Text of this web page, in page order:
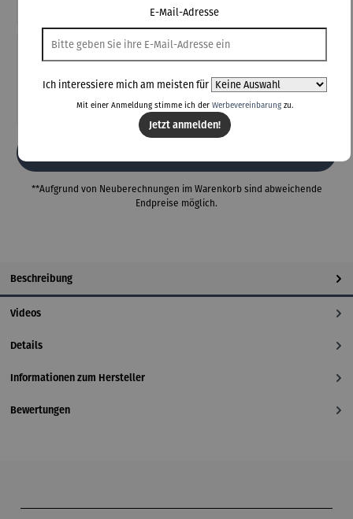
Teilen
**Aufgrund von Neuberechnungen im Warenkorb sind abweichende
Endpreise möglich.
Beschreibung
Videos
Details
Informationen zum Hersteller
Bewertungen
E-Mail-Adresse
Ich interessiere mich am meisten für
Mit einer Anmeldung stimme ich der Werbevereinbarungzu.
Jetzt anmelden!